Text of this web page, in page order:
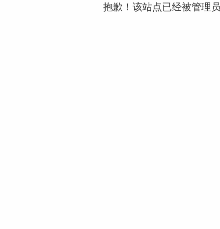
抱歉！该站点已经被管理